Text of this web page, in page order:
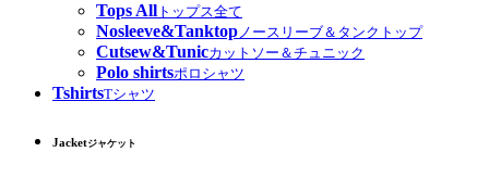
Tops All トップス全て
Nosleeve&Tanktopノースリーブ＆タンクトップ
Cutsew&Tunicカットソー＆チュニック
Polo shirtsポロシャツ
TshirtsTシャツ
Jacketジャケット